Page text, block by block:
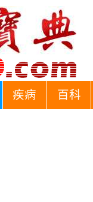
疾病 百科